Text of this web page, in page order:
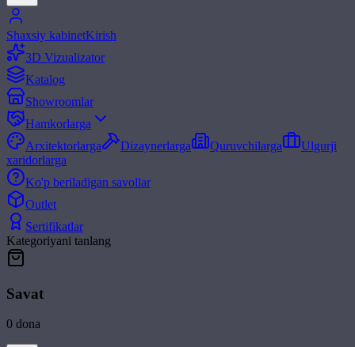
Shaxsiy kabinetKirish
3D Vizualizator
Katalog
Showroomlar
Hamkorlarga
Arxitektorlarga
Dizaynerlarga Quruvchilarga
Ulgurji
xaridorlarga
Ko'p beriladigan savollar
Outlet
Sertifikatlar
Kategoriyani tanlang
Savat
0 dona